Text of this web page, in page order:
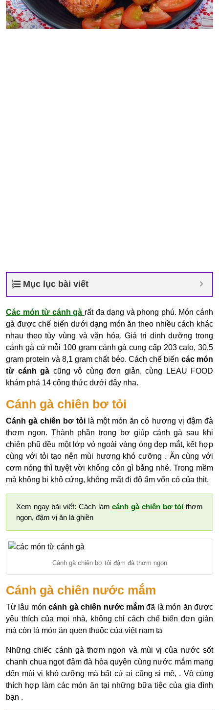
Mục lục bài viết
Các món từ cánh gà rất đa dạng và phong phú. Món cánh
gà được chế biến dưới dạng món ăn theo nhiều cách khác
nhau theo tùy vùng và văn hóa. Giá trị dinh dưỡng trong
cánh gà cứ mỗi 100 gram cánh gà cung cấp 203 calo, 30,5
gram protein và 8,1 gram chất béo. Cách chế biến các món
từ cánh gà cũng vô cùng đơn giản, cùng LEAU FOOD
khám phá 14 công thức dưới đây nha.
Cánh gà chiên bơ tỏi
Cánh gà chiên bơ tỏilà một món ăn có hương vị đậm đà
thơm ngon. Thành phần trong bơ giúp cánh gà sau khi
chiên phũ đều một lớp vỏ ngoài vàng óng đẹp mắt, kết hợp
cùng với tỏi tạo nên mùi hương khó cưỡng . Ăn cùng với
cơm nóng thì tuyệt vời không còn gì bằng nhé. Trong mềm
mà không bị khô cứng, không mất đi độ ẩm vốn có của thịt.
Xem ngay bài viết: Cách làmcánh gà chiên bơ tỏi thơm
ngon, đậm vị ăn là ghiền
Cánh gà chiên bơ tỏi đậm đà thơm ngon
Cánh gà chiên nước mắm
Từ lâu móncánh gà chiên nước mắmđã là món ăn được
yêu thích của mọi nhà, không chỉ cách chế biến đơn giản
mà còn là món ăn quen thuộc của việt nam ta
Những chiếc cánh gà thơm ngon và mùi vị của nước sốt
chanh chua ngọt đậm đà hòa quyện cùng nước mắm mang
đến mùi vị khó cưỡng mà bất cứ ai cũng si mê, . Vô cùng
thích hợp làm các món ăn tại những bữa tiệc của gia đình
bạn .